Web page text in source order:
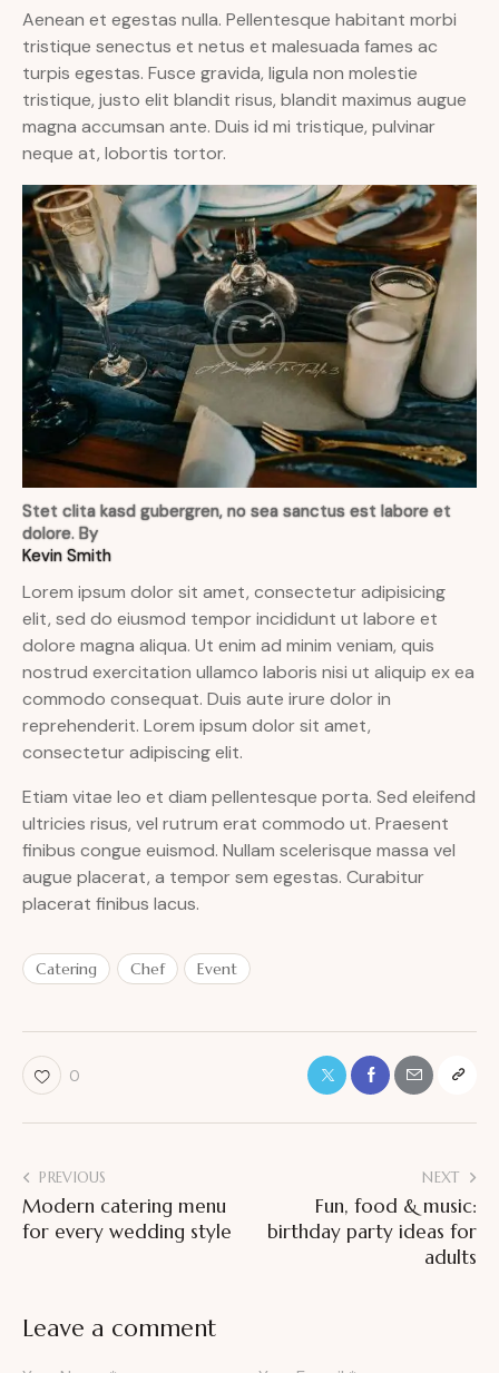
Aenean et egestas nulla. Pellentesque habitant morbi
tristique senectus et netus et malesuada fames ac
turpis egestas. Fusce gravida, ligula non molestie
tristique, justo elit blandit risus, blandit maximus augue
magna accumsan ante. Duis id mi tristique, pulvinar
neque at, lobortis tortor.
Stet clita kasd gubergren, no sea sanctus est labore et
dolore. By
Kevin Smith
Lorem ipsum dolor sit amet, consectetur adipisicing
elit, sed do eiusmod tempor incididunt ut labore et
dolore magna aliqua. Ut enim ad minim veniam, quis
nostrud exercitation ullamco laboris nisi ut aliquip ex ea
commodo consequat. Duis aute irure dolor in
reprehenderit. Lorem ipsum dolor sit amet,
consectetur adipiscing elit.
Etiam vitae leo et diam pellentesque porta. Sed eleifend
ultricies risus, vel rutrum erat commodo ut. Praesent
finibus congue euismod. Nullam scelerisque massa vel
augue placerat, a tempor sem egestas. Curabitur
placerat finibus lacus.
Catering Chef Event
0
PREVIOUS
Modern catering menu
for every wedding style
NEXT
Fun, food & music:
birthday party ideas for
adults
Leave a comment